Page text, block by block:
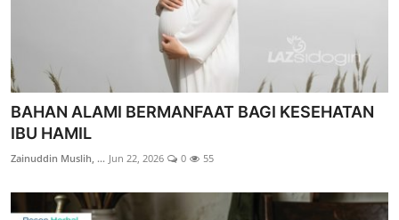
BAHAN ALAMI BERMANFAAT BAGI KESEHATAN
IBU HAMIL
Zainuddin Muslih, ... Jun 22, 2026 0 55